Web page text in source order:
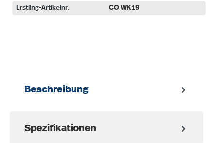
Erstling-Artikelnr. CO WK19
Beschreibung
Spezifikationen